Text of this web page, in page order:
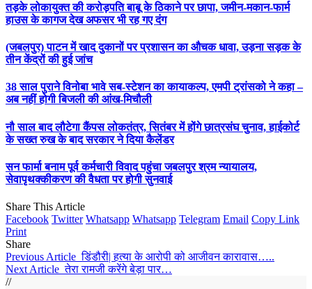
तड़के लोकायुक्त की करोड़पति बाबू के ठिकाने पर छापा, जमीन-मकान-फार्म
हाउस के कागज देख अफसर भी रह गए दंग
(जबलपुर) पाटन में खाद दुकानों पर प्रशासन का औचक धावा, उड़ना सड़क के
तीन केंद्रों की हुई जांच
38 साल पुराने विनोबा भावे सब-स्टेशन का कायाकल्प, एमपी ट्रांसको ने कहा –
अब नहीं होगी बिजली की आंख-मिचौली
नौ साल बाद लौटेगा कैंपस लोकतंत्र, सितंबर में होंगे छात्रसंघ चुनाव, हाईकोर्ट
के सख्त रुख के बाद सरकार ने दिया कैलेंडर
सन फार्मा बनाम पूर्व कर्मचारी विवाद पहुंचा जबलपुर श्रम न्यायालय,
सेवापृथक्कीकरण की वैधता पर होगी सुनवाई
Share This Article
Facebook Twitter Whatsapp Whatsapp Telegram Email Copy Link
Print
Share
Previous Article डिंडौरी| हत्या के आरोपी को आजीवन कारावास…..
Next Article तेरा रामजी करेंगे बेड़ा पार…
//